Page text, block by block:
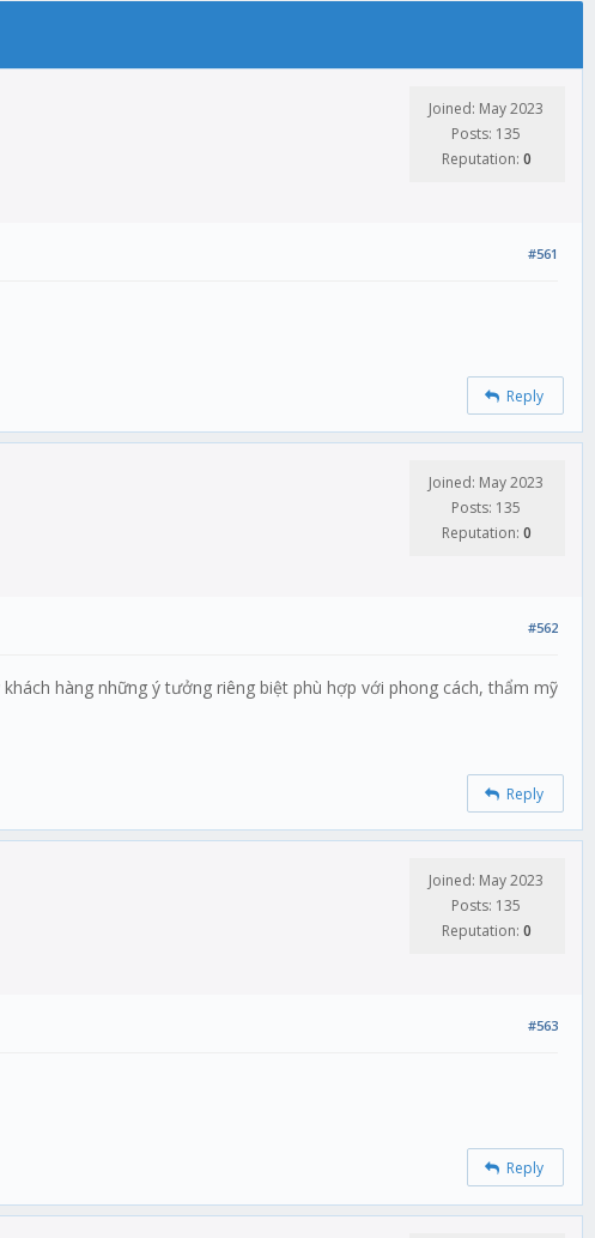
Joined: May 2023
Posts: 135
Reputation: 0
#561
Reply
Joined: May 2023
Posts: 135
Reputation: 0
#562
hàng những ý tưởng riêng biệt phù hợp với phong cách, thẩm mỹ
Reply
Joined: May 2023
Posts: 135
Reputation: 0
#563
Reply